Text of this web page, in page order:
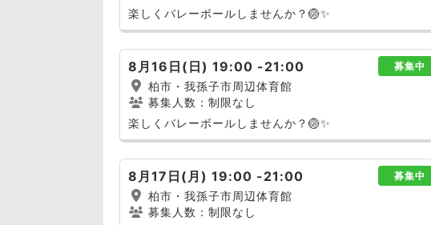
楽しくバレーボールしませんか？🏐✨
8月16日(日) 19:00 -21:00 募集中
柏市・我孫子市周辺体育館
募集人数：制限なし
楽しくバレーボールしませんか？🏐✨
8月17日(月) 19:00 -21:00 募集中
柏市・我孫子市周辺体育館
募集人数：制限なし